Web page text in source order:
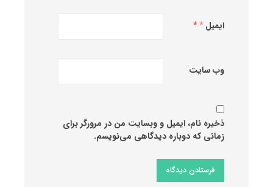
ایمیل*
وب‌ سایت
ذخیره نام، ایمیل و وبسایت من در مرورگر برای
زمانی که دوباره دیدگاهی می‌نویسم.